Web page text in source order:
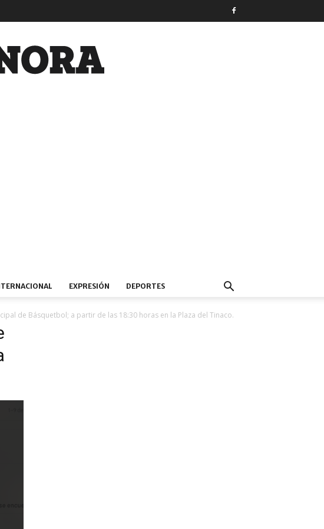
EXPRESIÓN DEPORTES
de Básquetbol; a partir de las 18:30 horas en la Plaza del Tinaco.